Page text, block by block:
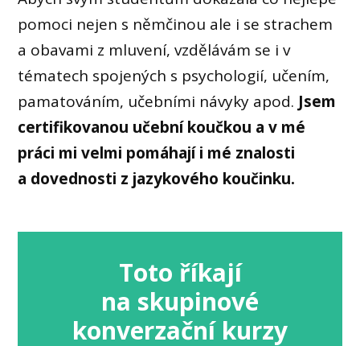
pomoci nejen s němčinou ale i se strachem
a obavami z mluvení, vzdělávám se i v
tématech spojených s psychologií, učením,
pamatováním, učebními návyky apod. Jsem
certifikovanou učební koučkou a v mé
práci mi velmi pomáhají i mé znalosti
a dovednosti z jazykového koučinku.
Toto říkají
na skupinové
konverzační kurzy